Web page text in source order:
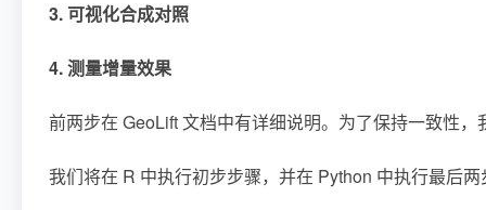
3. 可视化合成对照
4. 测量增量效果
前两步在 GeoLift 文档中有详细说明。为了保持一致性
我们将在 R 中执行初步步骤，并在 Python 中执行最后两